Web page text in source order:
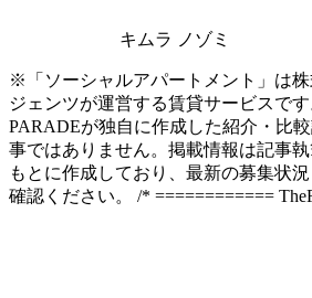
キムラ ノゾミ
※「ソーシャルアパートメント」は
ジェンツが運営する賃貸サービスで
PARADEが独自に作成した紹介・比
事ではありません。掲載情報は記事
もとに作成しており、最新の募集状
確認ください。 /* ============